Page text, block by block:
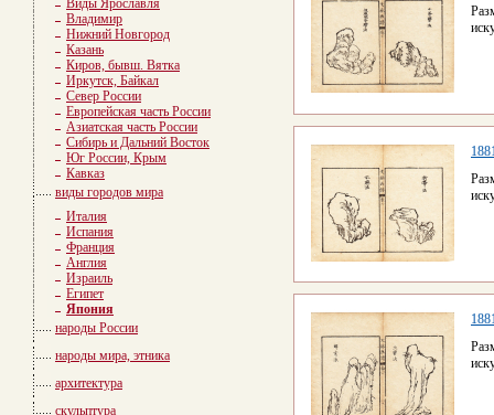
Виды Ярославля
Владимир
Нижний Новгород
Казань
Киров, бывш. Вятка
Иркутск, Байкал
Север России
Европейская часть России
Азиатская часть России
Сибирь и Дальний Восток
Юг России, Крым
Кавказ
виды городов мира
Италия
Испания
Франция
Англия
Израиль
Египет
Япония
народы России
народы мира, этника
архитектура
скульптура